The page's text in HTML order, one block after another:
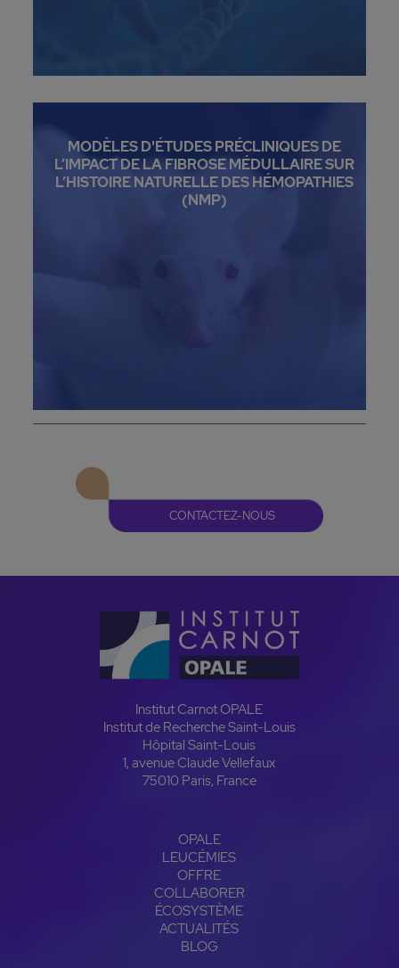
MODÈLES D'ÉTUDES PRÉCLINIQUES DE
L’IMPACT DE LA FIBROSE MÉDULLAIRE SUR
L’HISTOIRE NATURELLE DES HÉMOPATHIES
(NMP)
CONTACTEZ-NOUS
Institut Carnot OPALE
Institut de Recherche Saint-Louis
Hôpital Saint-Louis
1, avenue Claude Vellefaux
75010 Paris, France
OPALE
LEUCÉMIES
OFFRE
COLLABORER
ÉCOSYSTÈME
ACTUALITÉS
BLOG